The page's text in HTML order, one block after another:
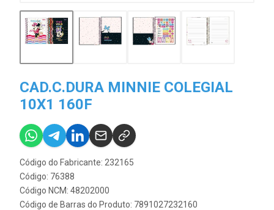
CAD.C.DURA MINNIE COLEGIAL
10X1 160F
Código do Fabricante: 232165
Código: 76388
Código NCM: 48202000
Código de Barras do Produto: 7891027232160